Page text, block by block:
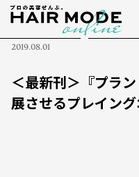
2019.08.01
＜最新刊＞『プラ
展させるプレイン